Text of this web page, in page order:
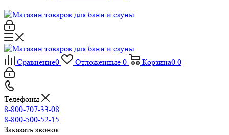
Сравнение0 Отложенные 0 Корзина0 0
Телефоны
8-800-707-33-08
8-800-500-52-15
Заказать звонок